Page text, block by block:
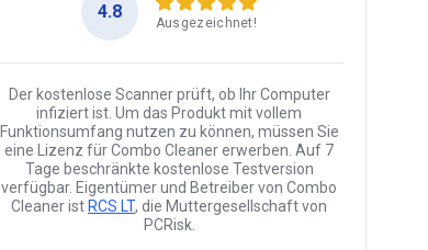
4.8
Ausgezeichnet!
Der kostenlose Scanner prüft, ob Ihr Computer
infiziert ist. Um das Produkt mit vollem
Funktionsumfang nutzen zu können, müssen Sie
eine Lizenz für Combo Cleaner erwerben. Auf 7
Tage beschränkte kostenlose Testversion
verfügbar. Eigentümer und Betreiber von Combo
Cleaner ist RCS LT, die Muttergesellschaft von
PCRisk.